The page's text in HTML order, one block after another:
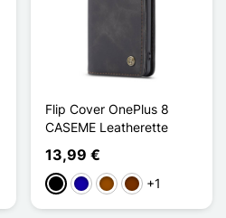
Flip Cover OnePlus 8
CASEME Leatherette
13,99 €
NegroAzul oscuro
MarrónCafé+1